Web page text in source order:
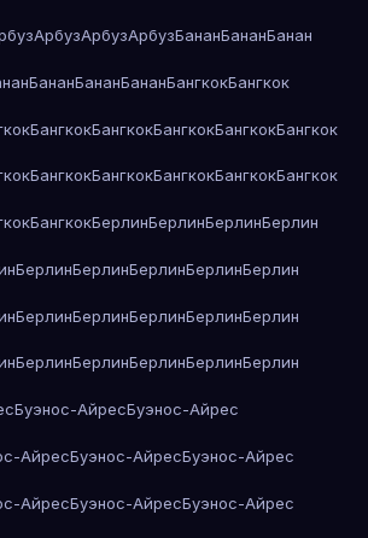
АрбузАрбузАрбузБананБананБанан
БананБананБананБангкокБангкок
БангкокБангкокБангкокБангкокБангкок
БангкокБангкокБангкокБангкокБангкок
БангкокБерлинБерлинБерлинБерлин
БерлинБерлинБерлинБерлинБерлин
БерлинБерлинБерлинБерлинБерлин
БерлинБерлинБерлинБерлинБерлин
Буэнос-АйресБуэнос-Айрес
АйресБуэнос-АйресБуэнос-Айрес
АйресБуэнос-АйресБуэнос-Айрес